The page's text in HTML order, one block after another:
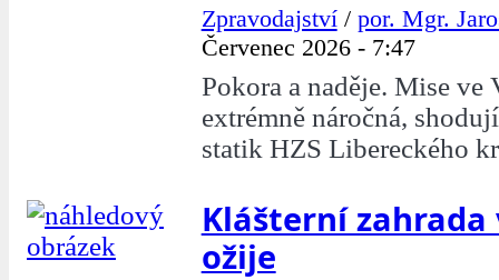
Zpravodajství/ por. Mgr.
Červenec 2026 - 7:47
Pokora a naděje. Mise ve
extrémně náročná,
statik HZS Libereckého
Klášterní zahrada
ožije